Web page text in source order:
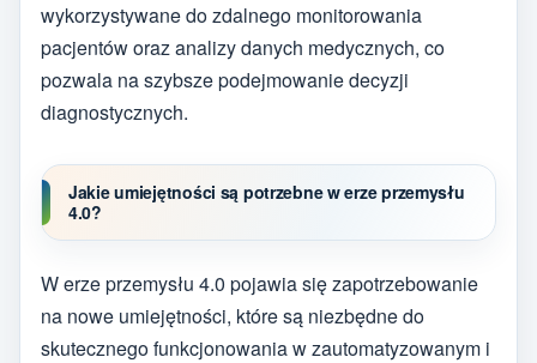
wykorzystywane do zdalnego monitorowania
pacjentów oraz analizy danych medycznych, co
pozwala na szybsze podejmowanie decyzji
diagnostycznych.
Jakie umiejętności są potrzebne w erze przemysłu
4.0?
W erze przemysłu 4.0 pojawia się zapotrzebowanie
na nowe umiejętności, które są niezbędne do
skutecznego funkcjonowania w zautomatyzowanym i